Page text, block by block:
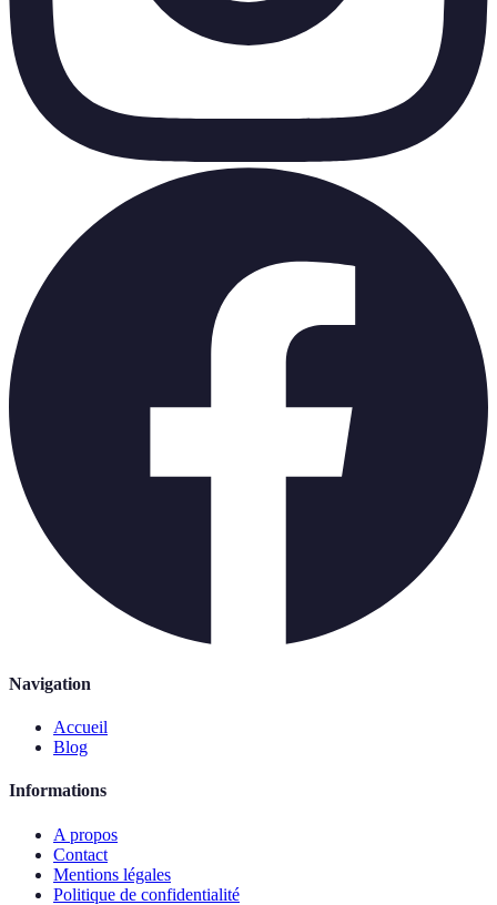
Navigation
Accueil
Blog
Informations
A propos
Contact
Mentions légales
Politique de confidentialité